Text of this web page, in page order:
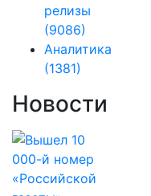
релизы
(9086)
Аналитика
(1381)
Новости